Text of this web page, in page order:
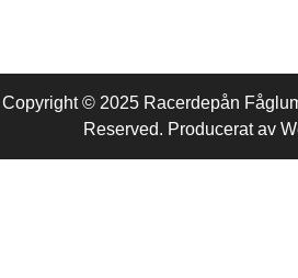
Copyright © 2025 Racerdepån
Reserved. Producerat av